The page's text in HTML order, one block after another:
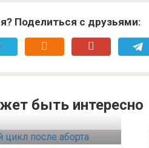
Поделиться с друзьями:
быть интересно